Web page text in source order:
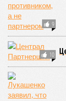
9
10